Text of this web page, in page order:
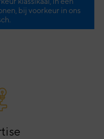
bij voorkeur in ons